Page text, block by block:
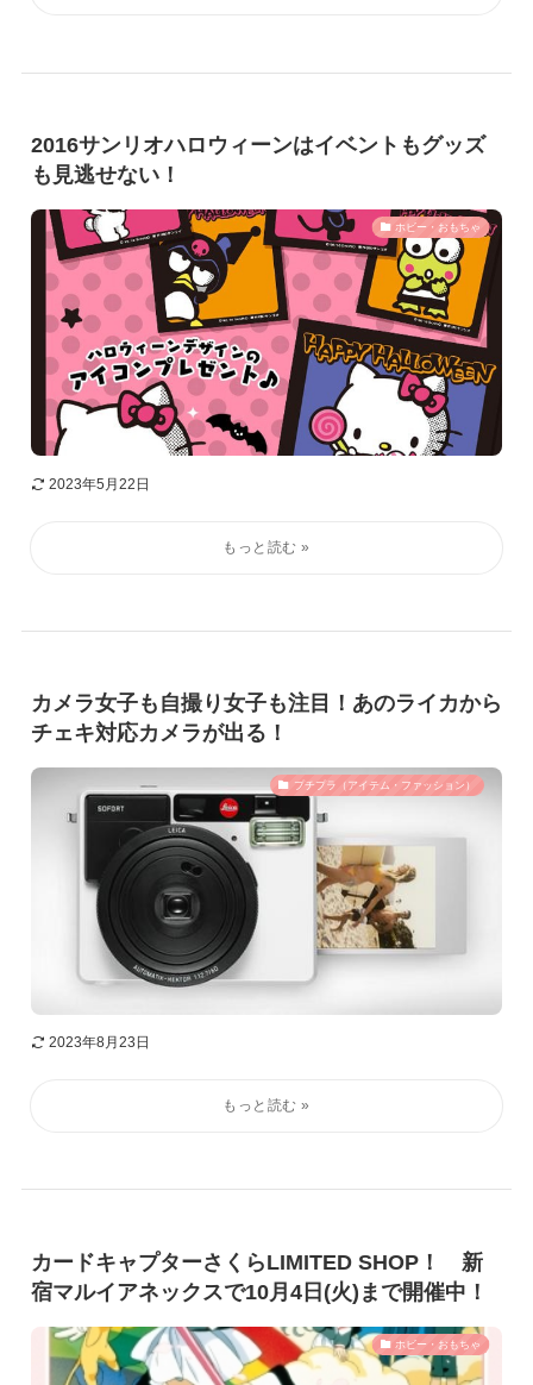
2016サンリオハロウィーンはイベントもグッズ
も見逃せない！
ホビー・おもちゃ
2023年5月22日
カメラ女子も自撮り女子も注目！あのライカから
チェキ対応カメラが出る！
プチプラ（アイテム・ファッション）
2023年8月23日
カードキャプターさくらLIMITED SHOP！ 新
宿マルイアネックスで10月4日(火)まで開催中！
ホビー・おもちゃ